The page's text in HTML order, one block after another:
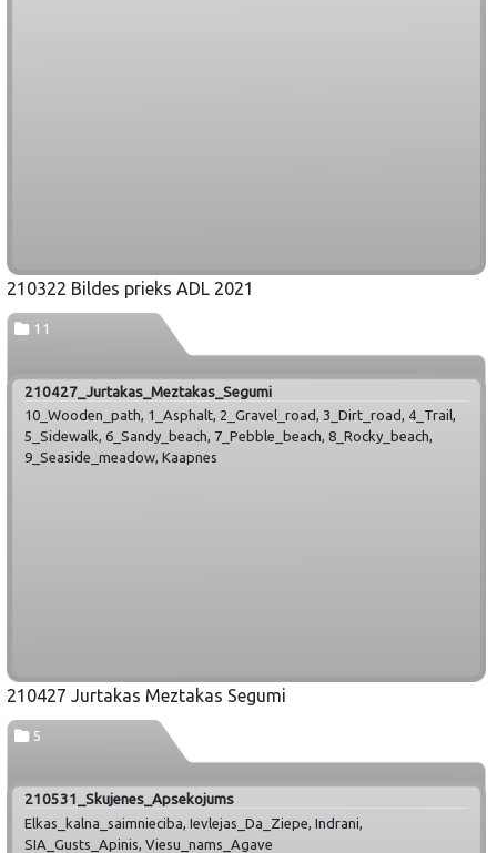
210322 Bildes prieks ADL 2021
11
210427_Jurtakas_Meztakas_Segumi
10_Wooden_path, 1_Asphalt, 2_Gravel_road, 3_Dirt_road, 4_Trail,
5_Sidewalk, 6_Sandy_beach, 7_Pebble_beach, 8_Rocky_beach,
9_Seaside_meadow, Kaapnes
210427 Jurtakas Meztakas Segumi
5
210531_Skujenes_Apsekojums
Elkas_kalna_saimnieciba, Ievlejas_Da_Ziepe, Indrani,
SIA_Gusts_Apinis, Viesu_nams_Agave